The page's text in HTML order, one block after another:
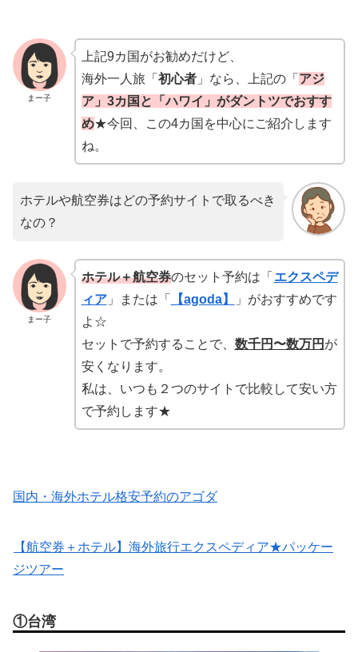
まー子
上記9カ国がお勧めだけど、
海外一人旅「 初心者」なら、上記の「 アジ
ア」3カ国と「ハワイ」がダントツでおすす
め★今回、この4カ国を中心にご紹介します
ね。
ホテルや航空券はどの予約サイトで取るべき
なの？
まー子
ホテル＋航空券のセット予約は「 エクスペデ
ィア」または「 【agoda】
」がおすすめです
よ☆
セットで予約することで、 数千円〜数万円 が
安くなります。
私は、いつも２つのサイトで比較して安い方
で予約します★
国内・海外ホテル格安予約のアゴダ
【航空券＋ホテル】海外旅行エクスペディア★パッケー
ジツアー
①台湾